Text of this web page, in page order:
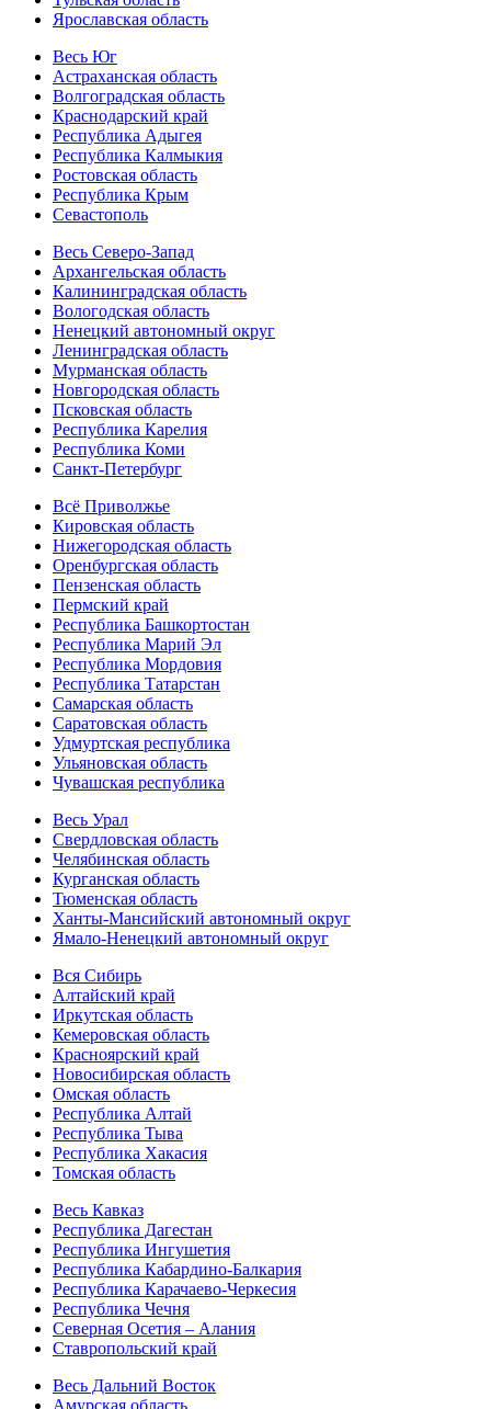
Ярославская область
Весь Юг
Астраханская область
Волгоградская область
Краснодарский край
Республика Адыгея
Республика Калмыкия
Ростовская область
Республика Крым
Севастополь
Весь Северо-Запад
Архангельская область
Калининградская область
Вологодская область
Ненецкий автономный округ
Ленинградская область
Мурманская область
Новгородская область
Псковская область
Республика Карелия
Республика Коми
Санкт-Петербург
Всё Приволжье
Кировская область
Нижегородская область
Оренбургская область
Пензенская область
Пермский край
Республика Башкортостан
Республика Марий Эл
Республика Мордовия
Республика Татарстан
Самарская область
Саратовская область
Удмуртская республика
Ульяновская область
Чувашская республика
Весь Урал
Свердловская область
Челябинская область
Курганская область
Тюменская область
Ханты-Мансийский автономный округ
Ямало-Ненецкий автономный округ
Вся Сибирь
Алтайский край
Иркутская область
Кемеровская область
Красноярский край
Новосибирская область
Омская область
Республика Алтай
Республика Тыва
Республика Хакасия
Томская область
Весь Кавказ
Республика Дагестан
Республика Ингушетия
Республика Кабардино-Балкария
Республика Карачаево-Черкесия
Республика Чечня
Северная Осетия – Алания
Ставропольский край
Весь Дальний Восток
Амурская область